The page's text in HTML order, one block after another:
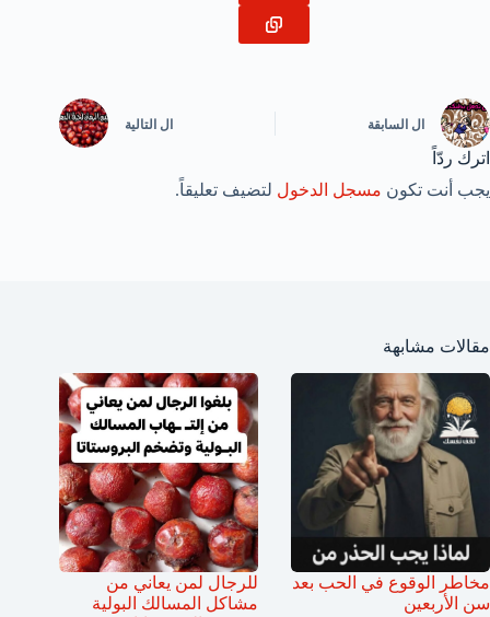
ال السابقة ال التالية
اترك ردّاً
يجب أنت تكون مسجل الدخول لتضيف تعليقاً.
مقالات مشابهة
مخاطر الوقوع في الحب بعد
سن الأربعين
للرجال لمن يعاني من
مشاكل المسالك البولية